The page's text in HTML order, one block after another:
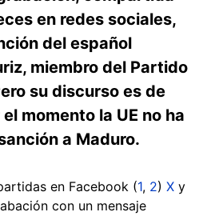
en redes sociales,
del español
miembro del Partido
su discurso es de
momento la UE no ha
a Maduro.
en Facebook (1, 2) X y
con un mensaje